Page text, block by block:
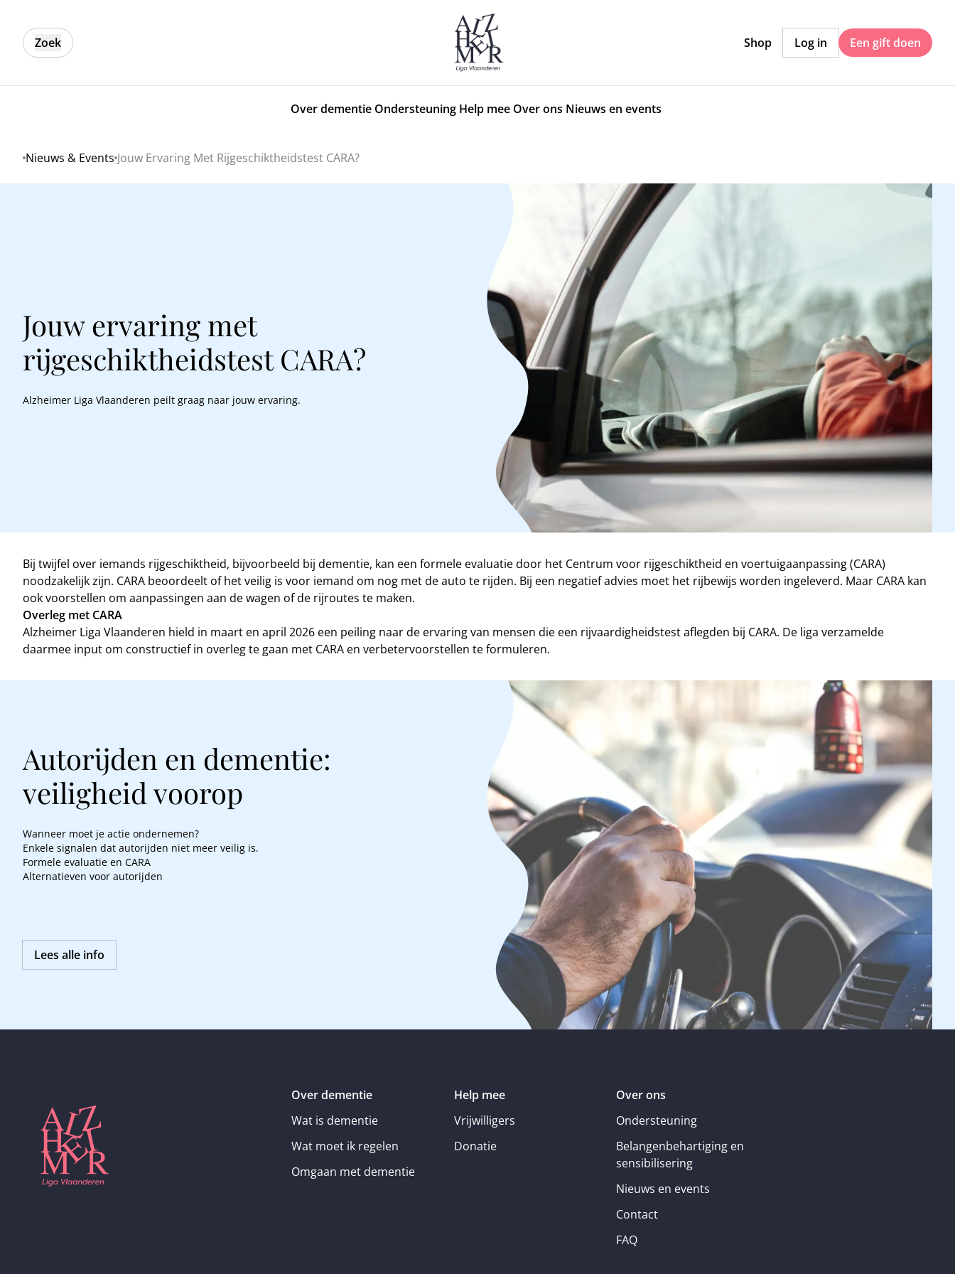
Zoek Shop Log in Een gift doen
Over dementie Ondersteuning Help mee Over ons Nieuws en events
Home
Nieuws & Events Jouw Ervaring Met Rijgeschiktheidstest CARA?
Jouw ervaring met
rijgeschiktheidstest CARA?
Alzheimer Liga Vlaanderen peilt graag naar jouw ervaring.
Bij twijfel over iemands rijgeschiktheid, bijvoorbeeld bij dementie, kan een formele evaluatie door het Centrum voor rijgeschiktheid en voertuigaanpassing (CARA)
noodzakelijk zijn. CARA beoordeelt of het veilig is voor iemand om nog met de auto te rijden. Bij een negatief advies moet het rijbewijs worden ingeleverd. Maar CARA kan
ook voorstellen om aanpassingen aan de wagen of de rijroutes te maken.
Overleg met CARA
Alzheimer Liga Vlaanderen hield in maart en april 2026 een peiling naar de ervaring van mensen die een rijvaardigheidstest aflegden bij CARA. De liga verzamelde
daarmee input om constructief in overleg te gaan met CARA en verbetervoorstellen te formuleren.
Autorijden en dementie:
veiligheid voorop
Wanneer moet je actie ondernemen?
Enkele signalen dat autorijden niet meer veilig is.
Formele evaluatie en CARA
Alternatieven voor autorijden
Lees alle info
Over dementie
Wat is dementie
Wat moet ik regelen
Omgaan met dementie
Help mee
Vrijwilligers
Donatie
Over ons
Ondersteuning
Belangenbehartiging en
sensibilisering
Nieuws en events
Contact
FAQ